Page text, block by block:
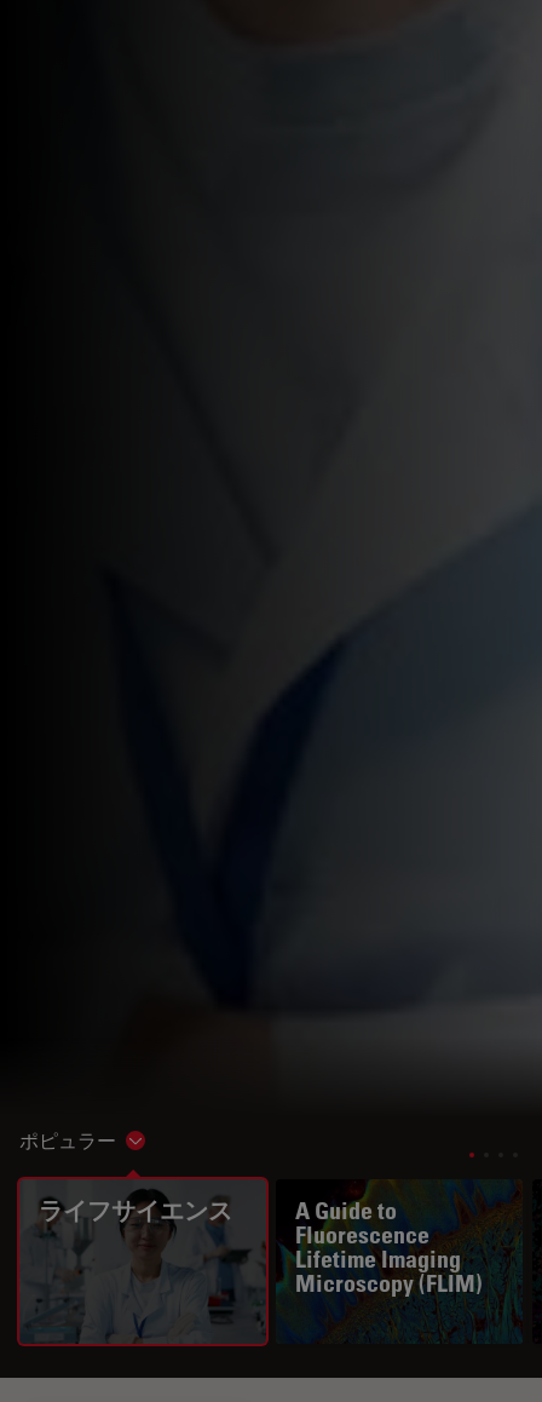
ポピュラー Show subnavigation
ライフサイエンス
A Guide to
Fluorescence
Lifetime Imaging
Microscopy (FLIM)